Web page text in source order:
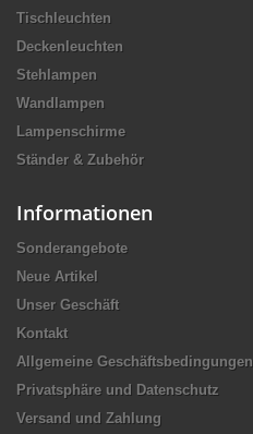
Tischleuchten
Deckenleuchten
Stehlampen
Wandlampen
Lampenschirme
Ständer & Zubehör
Informationen
Sonderangebote
Neue Artikel
Unser Geschäft
Kontakt
Allgemeine Geschäftsbedingungen
Privatsphäre und Datenschutz
Versand und Zahlung